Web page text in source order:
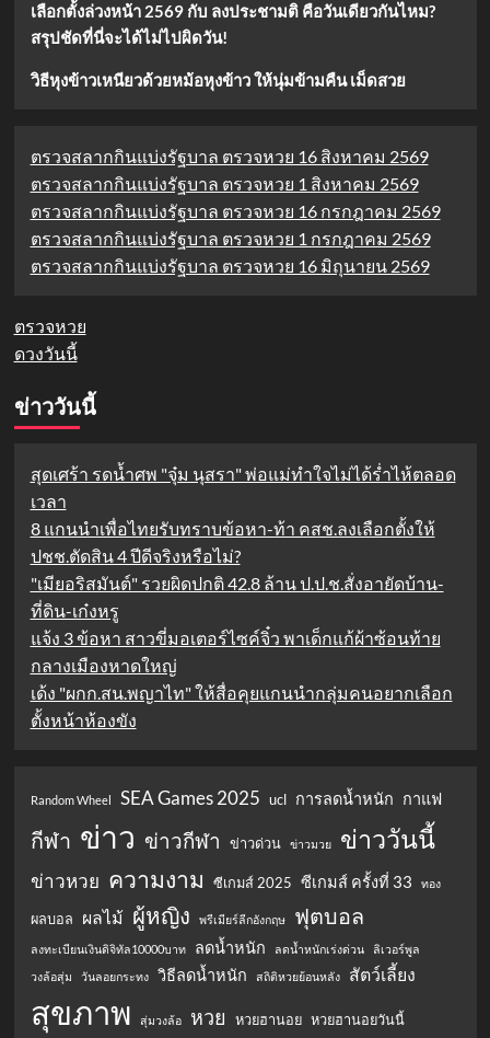
เลือกตั้งล่วงหน้า 2569 กับ ลงประชามติ คือวันเดียวกันไหม?
สรุปชัดที่นี่จะได้ไม่ไปผิดวัน!
วิธีหุงข้าวเหนียวด้วยหม้อหุงข้าว ให้นุ่มข้ามคืน เม็ดสวย
ตรวจสลากกินแบ่งรัฐบาล ตรวจหวย 16 สิงหาคม 2569
ตรวจสลากกินแบ่งรัฐบาล ตรวจหวย 1 สิงหาคม 2569
ตรวจสลากกินแบ่งรัฐบาล ตรวจหวย 16 กรกฎาคม 2569
ตรวจสลากกินแบ่งรัฐบาล ตรวจหวย 1 กรกฎาคม 2569
ตรวจสลากกินแบ่งรัฐบาล ตรวจหวย 16 มิถุนายน 2569
ตรวจหวย
ดวงวันนี้
ข่าววันนี้
สุดเศร้า รดน้ำศพ "จุ๋ม นุสรา" พ่อแม่ทำใจไม่ได้ร่ำไห้ตลอด
เวลา
8 แกนนำเพื่อไทยรับทราบข้อหา-ท้า คสช.ลงเลือกตั้งให้
ปชช.ตัดสิน 4 ปีดีจริงหรือไม่?
"เมียอริสมันต์" รวยผิดปกติ 42.8 ล้าน ป.ป.ช.สั่งอายัดบ้าน-
ที่ดิน-เก๋งหรู
แจ้ง 3 ข้อหา สาวขี่มอเตอร์ไซค์จิ๋ว พาเด็กแก้ผ้าซ้อนท้าย
กลางเมืองหาดใหญ่
เด้ง "ผกก.สน.พญาไท" ให้สื่อคุยแกนนำกลุ่มคนอยากเลือก
ตั้งหน้าห้องขัง
Random Wheel SEA Games 2025 ucl การลดน้ำหนัก กาแฟ
กีฬา ข่าว ข่าวกีฬา ข่าวด่วน ข่าวมวย ข่าววันนี้
ข่าวหวย ความงาม ซีเกมส์ 2025 ซีเกมส์ ครั้งที่ 33 ทอง
ผลบอล ผลไม้ ผู้หญิง พรีเมียร์ลีกอังกฤษ ฟุตบอล
ลงทะเบียนเงินดิจิทัล10000บาท ลดน้ำหนัก ลดน้ำหนักเร่งด่วน
ลิเวอร์พูล
วงล้อสุ่ม
วันลอยกระทง วิธีลดน้ำหนัก สถิติหวยย้อนหลัง สัตว์เลี้ยง
สุขภาพ สุ่มวงล้อ หวย หวยฮานอย หวยฮานอยวันนี้